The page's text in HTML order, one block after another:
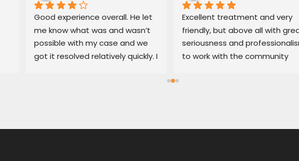
Good experience overall. He let
me know what was and wasn’t
possible with my case and we
got it resolved relatively quickly. I
Excellent treatment and very
friendly, but above all with
seriousness and
to work with the community